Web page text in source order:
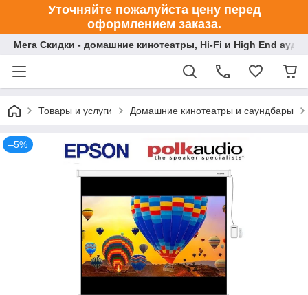
Уточняйте пожалуйста цену перед
оформлением заказа.
Мега Скидки - домашние кинотеатры, Hi-Fi и High End
Товары и услуги Домашние кинотеатры и саундбары
–5%